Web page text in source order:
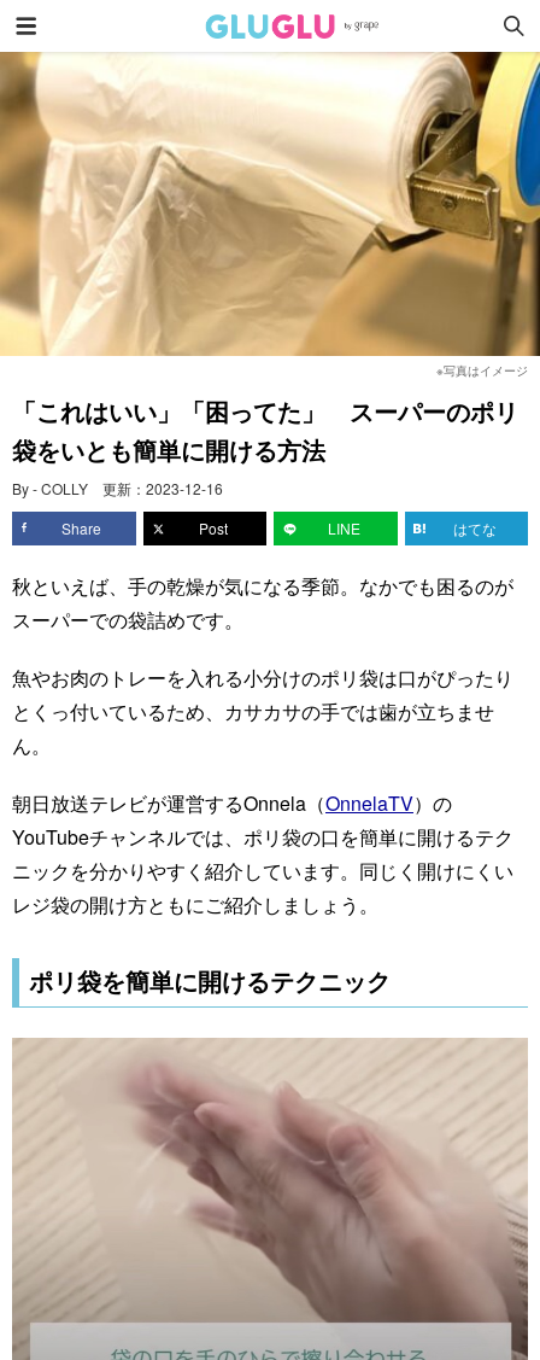
※写真はイメージ
「これはいい」「困ってた」 スーパーのポリ
袋をいとも簡単に開ける方法
By - COLLY 更新： 2023-12-16
Share
Post LINE はてな
秋といえば、手の乾燥が気になる季節。なかでも困るのが
スーパーでの袋詰めです。
魚やお肉のトレーを入れる小分けのポリ袋は口がぴったり
とくっ付いているため、カサカサの手では歯が立ちませ
ん。
朝日放送テレビが運営するOnnela（OnnelaTV）の
YouTubeチャンネルでは、ポリ袋の口を簡単に開けるテク
ニックを分かりやすく紹介しています。同じく開けにくい
レジ袋の開け方ともにご紹介しましょう。
ポリ袋を簡単に開けるテクニック